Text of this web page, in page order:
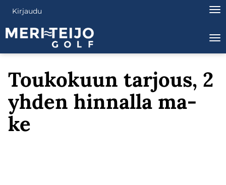
Kirjaudu
Toukokuun tarjous, 2
yhden hinnalla ma-
ke